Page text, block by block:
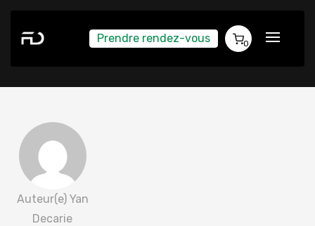
Prendre rendez-vous 0
Simon Margat 2022-04-02
Auteur(e) Yan
Decarie